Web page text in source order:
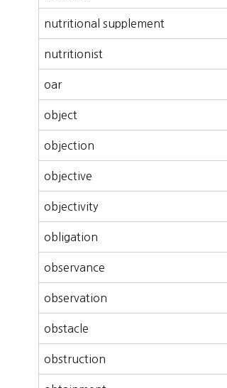
nutritional supplement
nutritionist
oar
object
objection
objective
objectivity
obligation
observance
observation
obstacle
obstruction